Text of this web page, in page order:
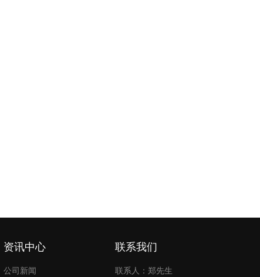
资讯中心
公司新闻
联系我们
联系人：郑先生